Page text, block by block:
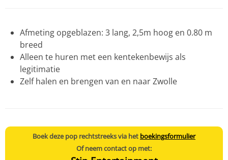
Afmeting opgeblazen: 3 lang, 2,5m hoog en 0.80 m
breed
Alleen te huren met een kentekenbewijs als
legitimatie
Zelf halen en brengen van en naar Zwolle
Boek deze pop rechtstreeks via het boekingsformulier
Of neem contact op met: